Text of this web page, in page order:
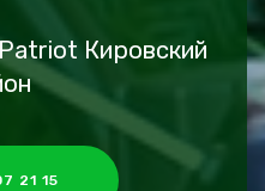
Кировский
21 15